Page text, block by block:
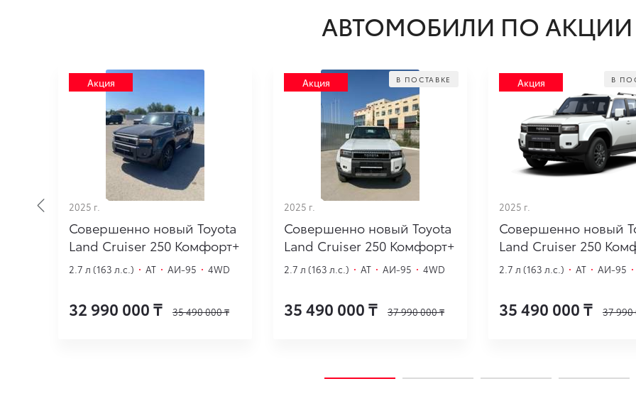
АВТОМОБИЛИ ПО АКЦИИ
Акция
Совершенно новый Toyota
Land Cruiser 250 Комфорт+
2025 г.
2.7 л (163 л.с.) · AT · АИ-95 · 4WD
32 990 000₸ 35 490 000₸
Акция В ПОСТАВКЕ
Совершенно новый Toyota
Land Cruiser 250 Комфорт+
2025 г.
2.7 л (163 л.с.) · AT · АИ-95 · 4WD
35 490 000₸ 37 990 000₸
Акция В
Совершенно новый
Land Cruiser 250
2025 г.
2.7 л (163 л.с.) · AT · АИ-95 ·
35 490 000₸ 37 990